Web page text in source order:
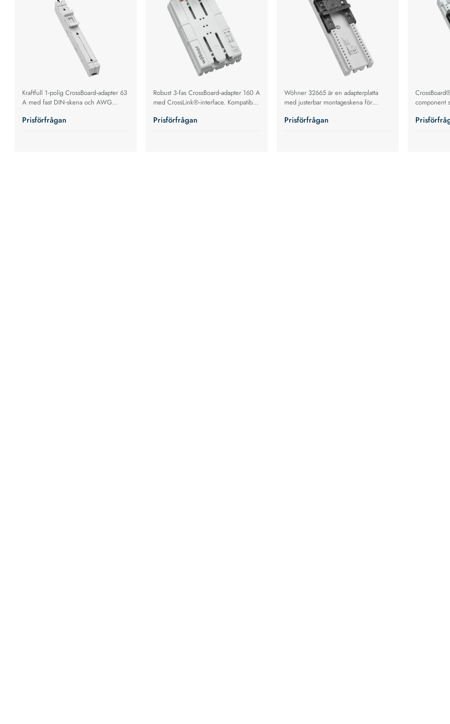
Kraftfull 1‑polig CrossBoard‑adapter 63
A med fast DIN‑skena och AWG
montering i Wöhner
Prisförfrågan
Robust 3‑fas CrossBoard‑adapter 160 A
med CrossLink®‑interface. Kompatibel
eldistributionsmontering.
Prisförfrågan
Wöhner 32665 är en adapterplatta
med justerbar montageskena för
anslutning, anpassad för flexibel
Prisförfrågan
component
kompakt